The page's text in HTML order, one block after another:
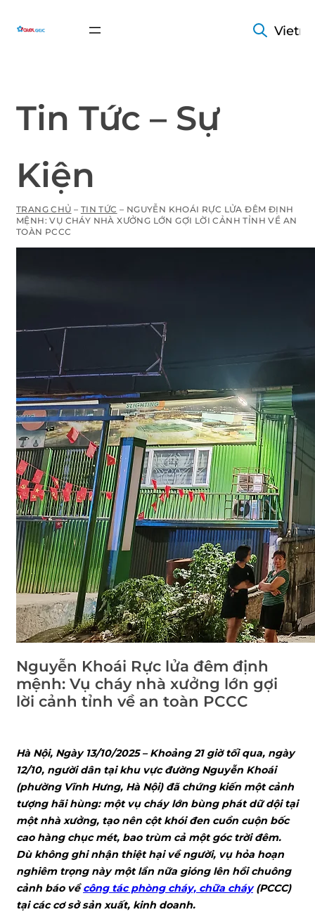
Tin Tức – Sự
Kiện
TRANG CHỦ – TIN TỨC – NGUYỄN KHOÁI RỰC LỬA ĐÊM ĐỊNH
MỆNH: VỤ CHÁY NHÀ XƯỞNG LỚN GỢI LỜI CẢNH TỈNH VỀ AN
TOÀN PCCC
Nguyễn Khoái Rực lửa đêm định
mệnh: Vụ cháy nhà xưởng lớn gợi
lời cảnh tỉnh về an toàn PCCC
Hà Nội, Ngày 13/10/2025 – Khoảng 21 giờ tối qua, ngày
12/10, người dân tại khu vực đường Nguyễn Khoái
(phường Vĩnh Hưng, Hà Nội) đã chứng kiến một cảnh
tượng hãi hùng: một vụ cháy lớn bùng phát dữ dội tại
một nhà xưởng, tạo nên cột khói đen cuồn cuộn bốc
cao hàng chục mét, bao trùm cả một góc trời đêm.
Dù không ghi nhận thiệt hại về người, vụ hỏa hoạn
nghiêm trọng này một lần nữa gióng lên hồi chuông
cảnh báo vềcông tác phòng cháy, chữa cháy(PCCC)
tại các cơ sở sản xuất, kinh doanh.